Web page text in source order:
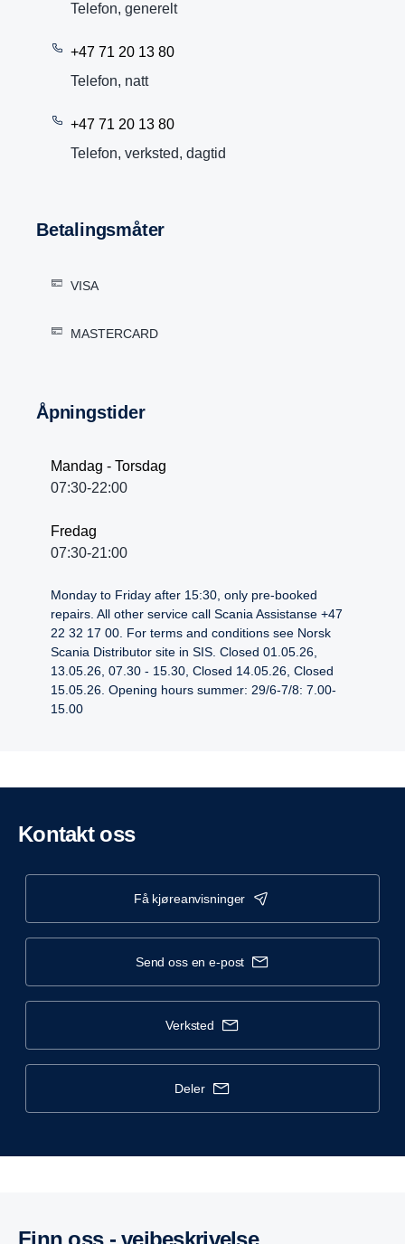
Telefon, generelt
+47 71 20 13 80
Telefon, natt
+47 71 20 13 80
Telefon, verksted, dagtid
Betalingsmåter
VISA
MASTERCARD
Åpningstider
Mandag - Torsdag
07:30-22:00
Fredag
07:30-21:00
Monday to Friday after 15:30, only pre-booked
repairs. All other service call Scania Assistanse +47
22 32 17 00. For terms and conditions see Norsk
Scania Distributor site in SIS. Closed 01.05.26,
13.05.26, 07.30 - 15.30, Closed 14.05.26, Closed
15.05.26. Opening hours summer: 29/6-7/8: 7.00-
15.00
Kontakt oss
få kjøreanvisninger
send oss en e-post
verksted
deler
Finn oss - veibeskrivelse